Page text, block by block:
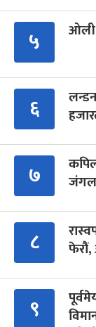
५
६
७
८
फेरौं,
९